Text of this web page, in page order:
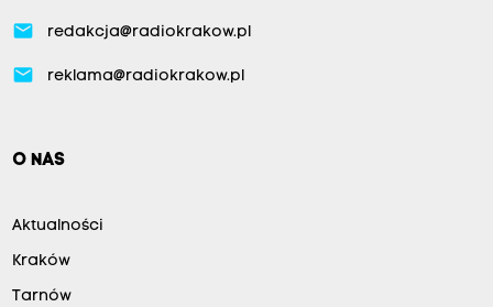
email redakcja@radiokrakow.pl
email reklama@radiokrakow.pl
O NAS
Aktualności
Kraków
Tarnów